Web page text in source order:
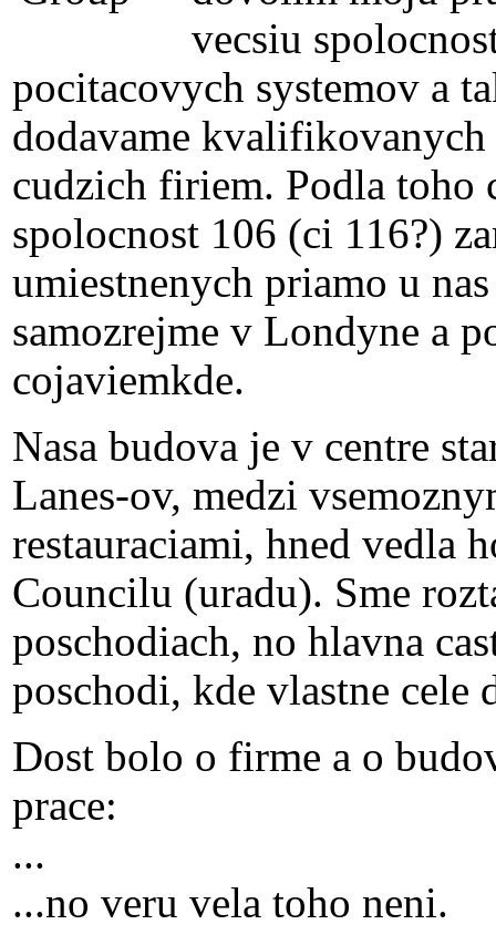
vecsiu
pocitacovych systemov a
dodavame
cudzich firiem. Podla toho
spolocnost 106 (ci 116?)
umiestnenych priamo u
samozrejme v Londyne a
cojaviemkde.
Nasa budova je v centre
Lanes-ov, medzi
restauraciami, hned vedla
Councilu (uradu). Sme
poschodiach, no hlavna
poschodi, kde vlastne cele
Dost bolo o firme a o
prace:
...
...no veru vela toho neni.